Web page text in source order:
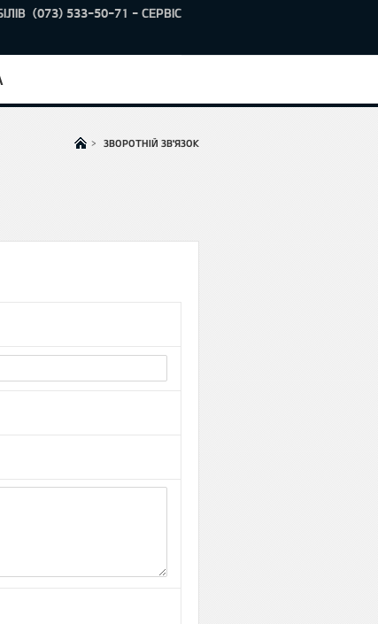
(073) 533-50-71 - СЕРВІС
> ЗВОРОТНІЙ ЗВ'ЯЗОК